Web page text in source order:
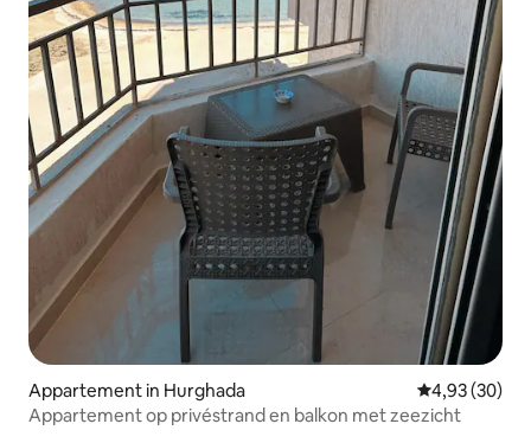
Appartement in Hurghada Gemiddelde
4,93 (30)
Appartement op privéstrand en balkon met zeezicht